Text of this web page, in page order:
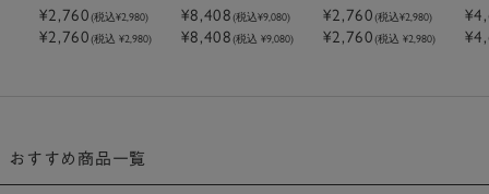
ージ付きミニトー
トクッキーラズベ
¥2,760(税込¥2,980)
¥2,760(税込 ¥2,980)
ージ付きミニトー
トクッキーラズベ
¥8,408(税込¥9,080)
¥8,408(税込 ¥9,080)
ージ付きミニトー
トクッキーピスタ
¥2,760(税込¥2,980)
¥2,760(税込 ¥2,980)
ー
ト
おすすめ商品一覧